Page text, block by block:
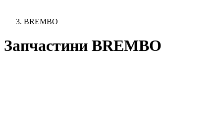
BREMBO
Запчастини BREMBO